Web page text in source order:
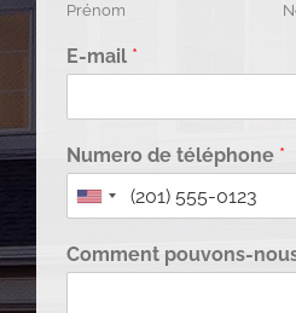
Prénom
E-mail *
Numero de téléphone *
Comment pouvons-